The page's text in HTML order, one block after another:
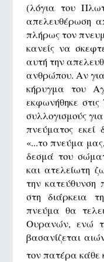
(λόγια του
απελευθέρωση
πλήρως τον
κανείς να
αυτή την
ανθρώπου. Αν
κήρυγμα του
εκφωνήθηκε
συλλογισμούς
πνεύματος εκεί
«...το πνεύμα
δεσμά του
και ατελείωτη
την κατεύθυνση
στη διάρκεια
πνεύμα θα
Ουρανών, ενώ
βασανίζεται
τον πατέρα κάθε